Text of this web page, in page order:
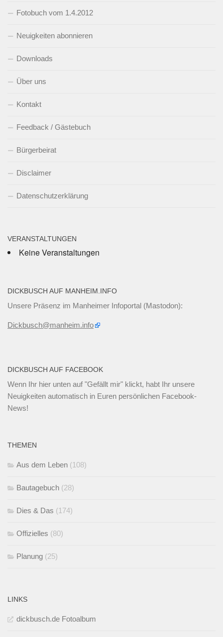
Fotobuch vom 1.4.2012
Neuigkeiten abonnieren
Downloads
Über uns
Kontakt
Feedback / Gästebuch
Bürgerbeirat
Disclaimer
Datenschutzerklärung
VERANSTALTUNGEN
Keine Veranstaltungen
DICKBUSCH AUF MANHEIM.INFO
Unsere Präsenz im Manheimer Infoportal (Mastodon):
Dickbusch@manheim.info
DICKBUSCH AUF FACEBOOK
Wenn Ihr hier unten auf "Gefällt mir" klickt, habt Ihr unsere
Neuigkeiten automatisch in Euren persönlichen Facebook-
News!
THEMEN
Aus dem Leben (108)
Bautagebuch (28)
Dies & Das (174)
Offizielles (80)
Planung (25)
LINKS
dickbusch.de Fotoalbum